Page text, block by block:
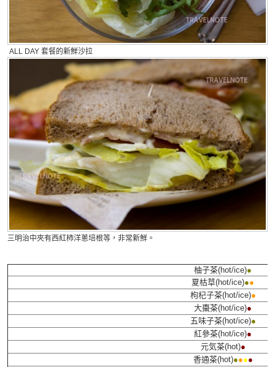
ALL DAY 套餐的新鮮沙拉
三明治中夾有西紅柿洋蔥培根等，非常新鮮。
柚子茶(hot/ice)●
夏枯草(hot/ice)●●
枸杞子茶(hot/ice)●
大棗茶(hot/ice)●
五味子茶(hot/ice)●
紅參茶(hot/ice)●
元気茶(hot)●
香通茶(hot)●●●●